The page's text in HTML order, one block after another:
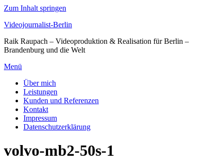
Zum Inhalt springen
Videojournalist-Berlin
Raik Raupach – Videoproduktion & Realisation für Berlin –
Brandenburg und die Welt
Menü
Über mich
Leistungen
Kunden und Referenzen
Kontakt
Impressum
Datenschutzerklärung
volvo-mb2-50s-1